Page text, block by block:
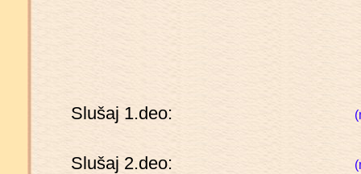
Slušaj 1.deo:
Slušaj 2.deo: